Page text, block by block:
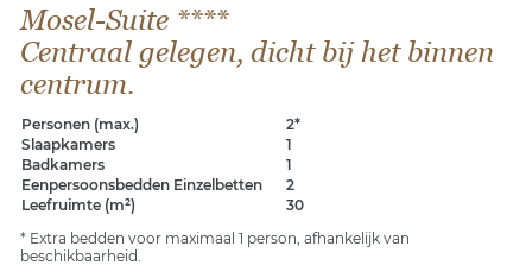
Mosel-Suite ****
Centraal gelegen, dicht bij het binnen
centrum.
Personen (max.)
2*
Slaapkamers
1
Badkamers
1
Eenpersoonsbedden Einzelbetten
2
Leefruimte (m²)
30
* Extra bedden voor maximaal 1 person, afhankelijk van
beschikbaarheid.